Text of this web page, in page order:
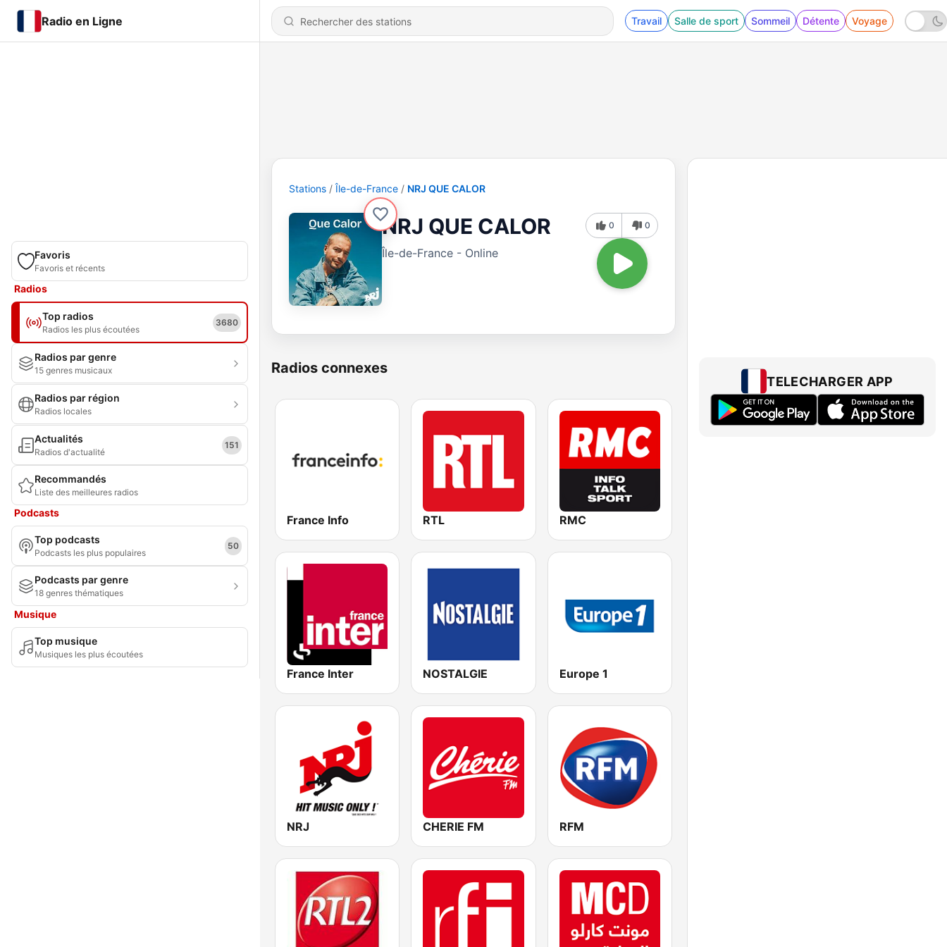
Radio en Ligne Travail Salle de sport Sommeil Détente Voyage
Favoris
Favoris et récents
Radios
Top radios
Radios les plus écoutées
3680
Radios par genre
15 genres musicaux
Radios par région
Radios locales
Actualités
Radios d'actualité
151
Recommandés
Liste des meilleures radios
Podcasts
Top podcasts
Podcasts les plus populaires
50
Podcasts par genre
18 genres thématiques
Musique
Top musique
Musiques les plus écoutées
Stations Île-de-France NRJ QUE CALOR
NRJ QUE CALOR
Île-de-France - Online
0 0
Radios connexes
France Info RTL RMC
France Inter NOSTALGIE Europe 1
NRJ CHERIE FM RFM
TELECHARGER APP